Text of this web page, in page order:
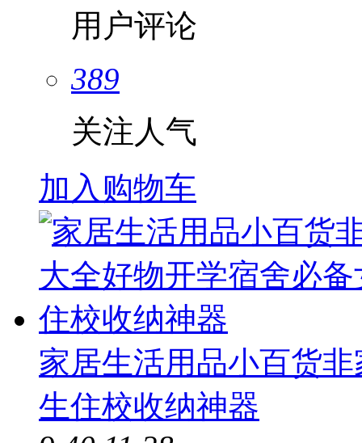
用户评论
389
关注人气
加入购物车
家居生活用品小百货
生住校收纳神器